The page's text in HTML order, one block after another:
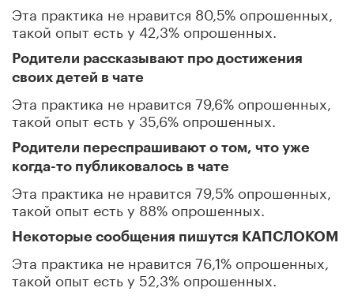
Эта практика не нравится 80,5% опрошенных,
такой опыт есть у 42,3% опрошенных.
Родители рассказывают про достижения
своих детей в чате
Эта практика не нравится 79,6% опрошенных,
такой опыт есть у 35,6% опрошенных.
Родители переспрашивают о том, что уже
когда-то публиковалось в чате
Эта практика не нравится 79,5% опрошенных,
такой опыт есть у 88% опрошенных.
Некоторые сообщения пишутся КАПСЛОКОМ
Эта практика не нравится 76,1% опрошенных,
такой опыт есть у 52,3% опрошенных.